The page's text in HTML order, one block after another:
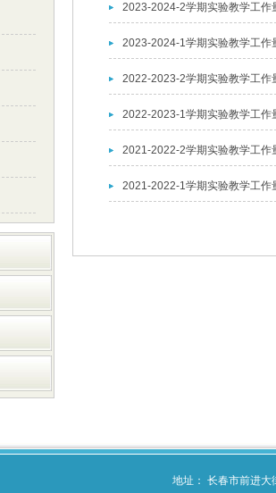
2023-2024-2学期实验教学工作
2023-2024-1学期实验教学工作
2022-2023-2学期实验教学工作
2022-2023-1学期实验教学工作
2021-2022-2学期实验教学工作
2021-2022-1学期实验教学工作
地址： 长春市前进